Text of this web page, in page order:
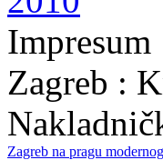
Impresum
Zagreb :
Zagreb na pragu